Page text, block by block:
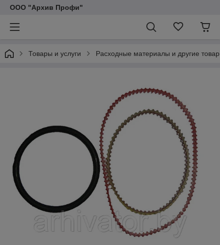
ООО "Архив Профи"
Товары и услуги Расходные материалы и другие